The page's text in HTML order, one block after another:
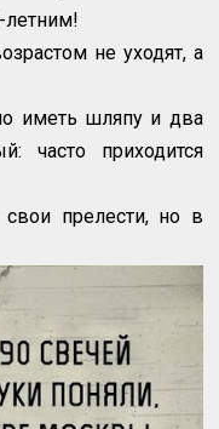
летним!
не уходят, а
иметь шляпу и два
часто приходится
прелести, но в